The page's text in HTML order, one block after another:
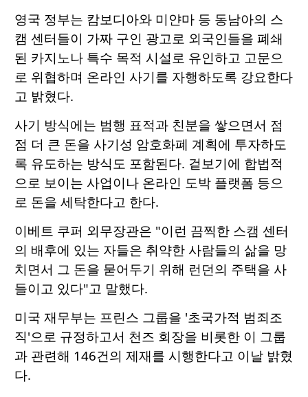
영국 정부는 캄보디아와 미얀마 등 동남아의 스
캠 센터들이 가짜 구인 광고로 외국인들을 폐쇄
된 카지노나 특수 목적 시설로 유인하고 고문으
로 위협하며 온라인 사기를 자행하도록 강요한다
고 밝혔다.
사기 방식에는 범행 표적과 친분을 쌓으면서 점
점 더 큰 돈을 사기성 암호화폐 계획에 투자하도
록 유도하는 방식도 포함된다. 겉보기에 합법적
으로 보이는 사업이나 온라인 도박 플랫폼 등으
로 돈을 세탁한다고 한다.
이베트 쿠퍼 외무장관은 "이런 끔찍한 스캠 센터
의 배후에 있는 자들은 취약한 사람들의 삶을 망
치면서 그 돈을 묻어두기 위해 런던의 주택을 사
들이고 있다"고 말했다.
미국 재무부는 프린스 그룹을 '초국가적 범죄조
직'으로 규정하고서 천즈 회장을 비롯한 이 그룹
과 관련해 146건의 제재를 시행한다고 이날 밝혔
다.